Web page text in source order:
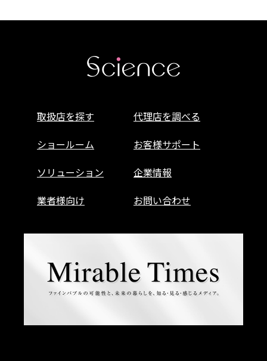
取扱店を探す
代理店を調べる
ショールーム
お客様サポート
ソリューション
企業情報
業者様向け
お問い合わせ